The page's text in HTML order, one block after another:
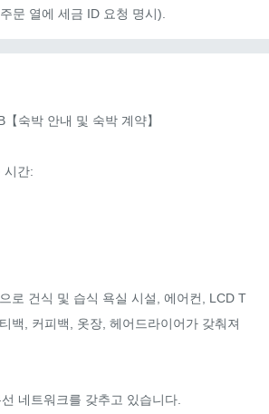
문 열에 세금 ID 요청 명시).
숙박 안내 및 숙박 계약】
시간:
로 건식 및 습식 욕실 시설, 에어컨, LCD T
백, 커피백, 옷장, 헤어드라이어가 갖춰져
네트워크를 갖추고 있습니다.